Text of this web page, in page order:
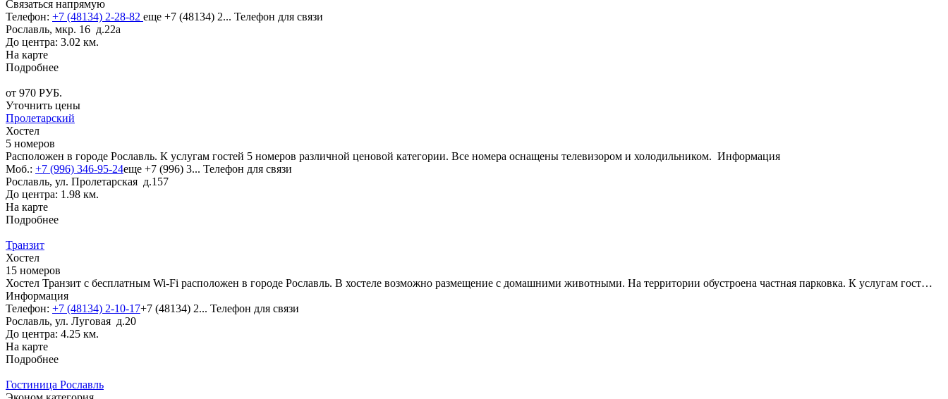
Связаться напрямую
Телефон: +7 (48134) 2-28-82 еще +7 (48134) 2... Телефон для связи
Рославль, мкр. 16 д.22а
До центра: 3.02 км.
На карте
Подробнее
от 970 РУБ.
Уточнить цены
Пролетарский
Хостел
5 номеров
Расположен в городе Рославль. К услугам гостей 5 номеров различной ценовой категории. Все номера оснащены телевизором и холодильником. Информация
Моб.: +7 (996) 346-95-24еще +7 (996) 3... Телефон для связи
Рославль, ул. Пролетарская д.157
До центра: 1.98 км.
На карте
Подробнее
Транзит
Хостел
15 номеров
Хостел Транзит с бесплатным Wi-Fi расположен в городе Рославль. В хостеле возможно размещение с домашними животными. На территории обустроена частная парковка. К услугам гост…
Информация
Телефон: +7 (48134) 2-10-17+7 (48134) 2... Телефон для связи
Рославль, ул. Луговая д.20
До центра: 4.25 км.
На карте
Подробнее
Гостиница Рославль